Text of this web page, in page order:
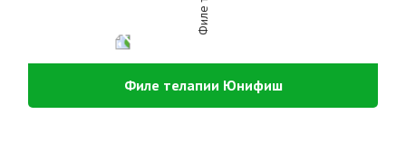
Филе телапии Юнифиш